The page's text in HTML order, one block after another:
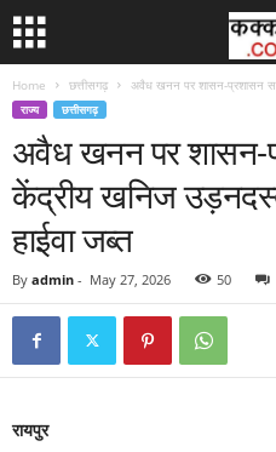
Home छत्तीसगढ़ अवैध खनन पर शासन-प्रशासन
राज्य छत्तीसगढ़
अवैध खनन पर शासन-
केंद्रीय खनिज
हाईवा जब्त
By admin - May 27, 2026 50
रायपुर